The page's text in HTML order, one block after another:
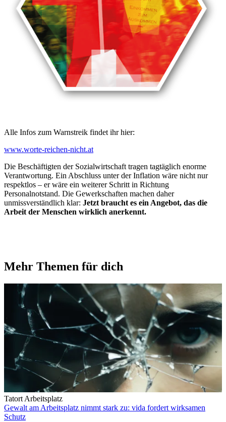
Alle Infos zum Warnstreik findet ihr hier:
www.worte-reichen-nicht.at
Die Beschäftigten der Sozialwirtschaft tragen tagtäglich enorme
Verantwortung. Ein Abschluss unter der Inflation wäre nicht nur
respektlos – er wäre ein weiterer Schritt in Richtung
Personalnotstand. Die Gewerkschaften machen daher
unmissverständlich klar: Jetzt braucht es ein Angebot, das die
Arbeit der Menschen wirklich anerkennt.
Mehr Themen für dich
Tatort Arbeitsplatz
Gewalt am Arbeitsplatz nimmt stark zu: vida fordert wirksamen
Schutz